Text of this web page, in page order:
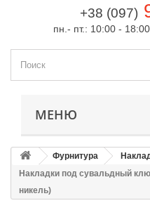
+38 (097)
пн.- пт.: 10:00 -
МЕНЮ
Фурнитура
Накладки под сувальдный
никель)